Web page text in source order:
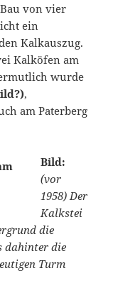
von vier
ein
Kalkauszug.
Kalköfen am
wurde
,
am Paterberg
Bild:
(vor
1958) Der
Kalkstei
die
dahinter die
Turm